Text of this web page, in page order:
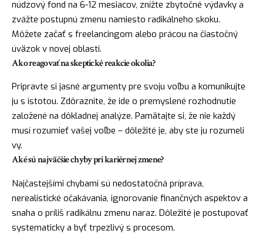
núdzový fond na 6-12 mesiacov, znížte zbytočné výdavky a
zvážte postupnú zmenu namiesto radikálneho skoku.
Môžete začať s freelancingom alebo prácou na čiastočný
úväzok v novej oblasti.
Ako reagovať na skeptické reakcie okolia?
Pripravte si jasné argumenty pre svoju voľbu a komunikujte
ju s istotou. Zdôraznite, že ide o premyslené rozhodnutie
založené na dôkladnej analýze. Pamätajte si, že nie každý
musí rozumieť vašej voľbe – dôležité je, aby ste ju rozumeli
vy.
Aké sú najväčšie chyby pri kariérnej zmene?
Najčastejšími chybami sú nedostatočná príprava,
nerealistické očakávania, ignorovanie finančných aspektov a
snaha o príliš radikálnu zmenu naraz. Dôležité je postupovať
systematicky a byť trpezlivý s procesom.